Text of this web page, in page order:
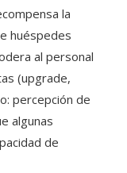
la
huéspedes
al personal
(upgrade,
percepción de
algunas
de